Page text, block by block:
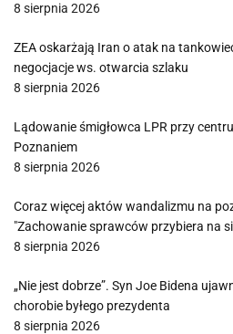
8 sierpnia 2026
ZEA oskarżają Iran o atak na
negocjacje ws. otwarcia szlaku
8 sierpnia 2026
Lądowanie śmigłowca LPR przy
Poznaniem
8 sierpnia 2026
Coraz więcej aktów wandalizmu na
"Zachowanie sprawców przybiera na
8 sierpnia 2026
„Nie jest dobrze”. Syn Joe Bidena
chorobie byłego prezydenta
8 sierpnia 2026